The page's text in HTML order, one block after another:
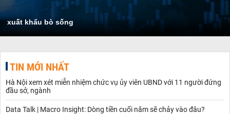
xuất khẩu bò sống
TIN MỚI NHẤT
Hà Nội xem xét miễn nhiệm chức vụ ủy viên UBND với 11 người đứng
đầu sở, ngành
Data Talk | Macro Insight: Dòng tiền cuối năm sẽ chảy vào đâu?